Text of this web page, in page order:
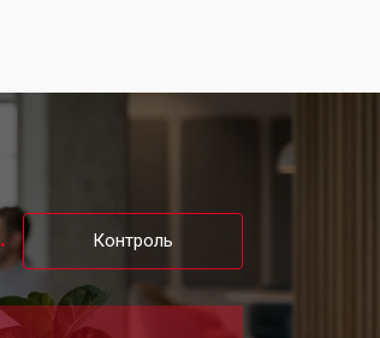
Заказать
Контроль